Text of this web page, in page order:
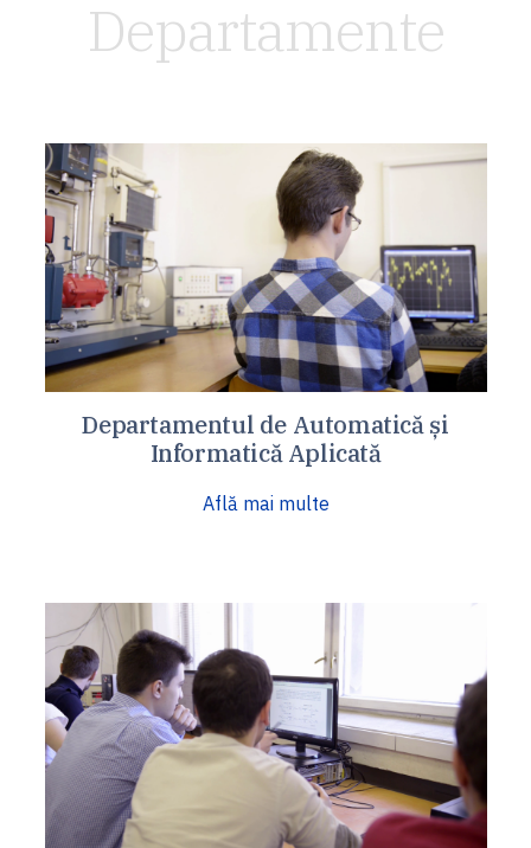
Departamente
Departamentul de Automatică și
Informatică Aplicată
Află mai multe